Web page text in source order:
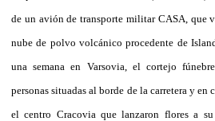
de un avión de transporte militar CASA, que
nube de polvo volcánico procedente de
una semana en Varsovia, el cortejo
personas situadas al borde de la carretera y en
el centro Cracovia que lanzaron flores a